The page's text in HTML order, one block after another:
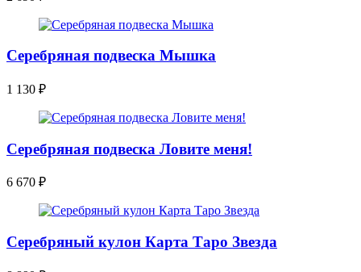
Серебряная подвеска Мышка
1 130 ₽
Серебряная подвеска Ловите меня!
6 670 ₽
Серебряный кулон Карта Таро Звезда